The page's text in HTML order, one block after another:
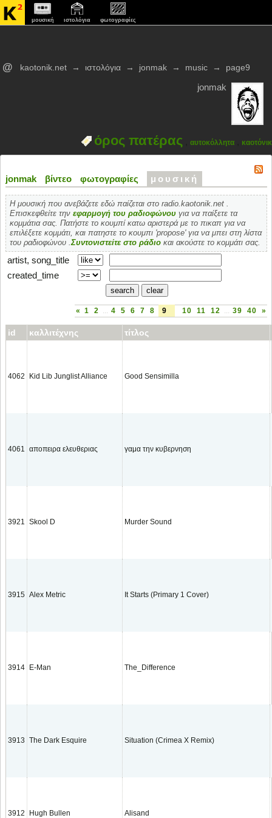
μουσική ιστολόγια φωτογραφίες
@ kaotonik.net → ιστολόγια → jonmak → music → page9
jonmak
όρος πατέρας αυτοκόλλητα καοτόνικ
jonmak βίντεο φωτογραφίες μουσική
Η μουσική που ανεβάζετε εδώ παίζεται στο radio.kaotonik.net .
Επισκεφθείτε την εφαρμογή του ραδιοφώνου για να παίξετε τα
κομμάτια σας. Πατήστε το κουμπί κατω αριστερά με το πικαπ για να
επιλέξετε κομμάτι, και πατηστε το κουμπι 'propose' για να μπει στη λίστα
του ραδιοφώνου . Συντονιστείτε στο ράδιο και ακούστε το κομμάτι σας.
artist, song_title
created_time
« 1 2 4 5 6 7 8 9 10 11 12 39 40 »
id καλλιτέχνης τίτλος
4062 Kid Lib Junglist Alliance Good Sensimilla
4061 αποπειρα ελευθεριας γαμα την κυβερνηση
3921 Skool D Murder Sound
3915 Alex Metric It Starts (Primary 1 Cover)
3914 E-Man The_Difference
3913 The Dark Esquire Situation (Crimea X Remix)
3912 Hugh Bullen Alisand